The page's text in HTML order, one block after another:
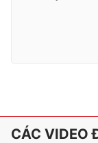
CÁC VIDEO